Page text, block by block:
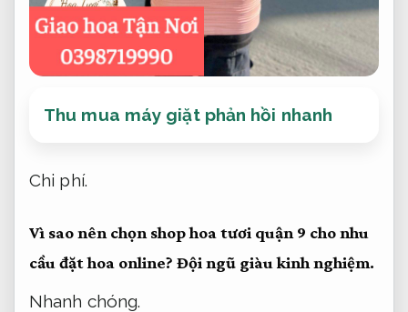
Thu mua máy giặt phản hồi nhanh
Chi phí.
Vì sao nên chọn shop hoa tươi quận 9 cho nhu
cầu đặt hoa online? Đội ngũ giàu kinh nghiệm.
Nhanh chóng.